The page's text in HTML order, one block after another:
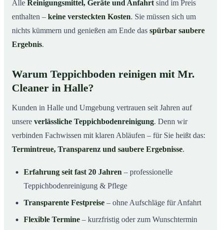
Alle Reinigungsmittel, Geräte und Anfahrt sind im Preis
enthalten – keine versteckten Kosten. Sie müssen sich um
nichts kümmern und genießen am Ende das spürbar saubere
Ergebnis.
Warum Teppichboden reinigen mit Mr.
Cleaner in Halle?
Kunden in Halle und Umgebung vertrauen seit Jahren auf
unsere verlässliche Teppichbodenreinigung. Denn wir
verbinden Fachwissen mit klaren Abläufen – für Sie heißt das:
Termintreue, Transparenz und saubere Ergebnisse.
Erfahrung seit fast 20 Jahren – professionelle
Teppichbodenreinigung & Pflege
Transparente Festpreise – ohne Aufschläge für Anfahrt
Flexible Termine – kurzfristig oder zum Wunschtermin